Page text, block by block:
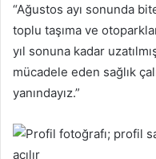
“Ağustos ayı sonunda
toplu taşıma ve
yıl sonuna kadar
mücadele eden sağlık
yanındayız.”